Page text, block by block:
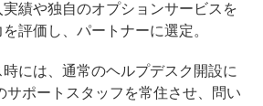
績や独自のオプションサービスを
評価し、パートナーに選定。
には、通常のヘルプデスク開設に
サポートスタッフを常住させ、問い